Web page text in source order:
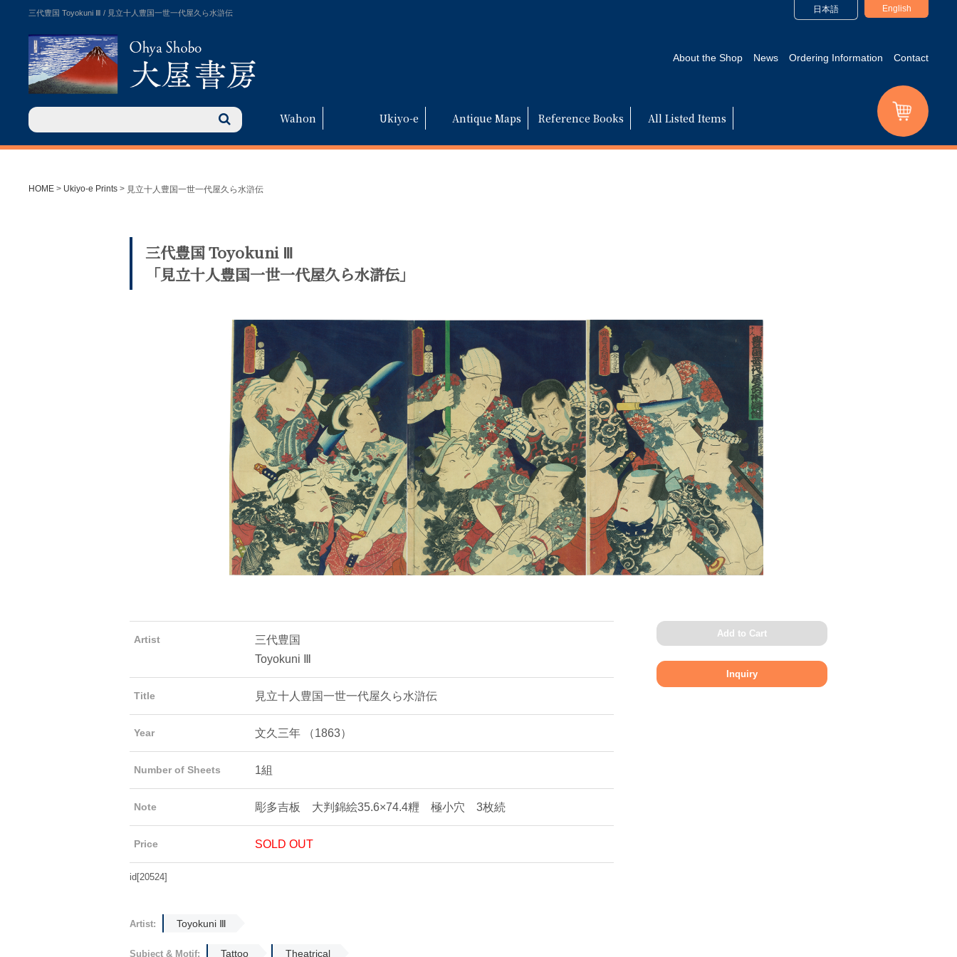
三代豊国 Toyokuni Ⅲ / 見立十人豊国一世一代屋久ら水滸伝 日本語 English
About the Shop News Ordering Information Contact
Wahon Ukiyo-e Antique Maps Reference Books All Listed Items
HOME > Ukiyo-e Prints > 見立十人豊国一世一代屋久ら水滸伝
三代豊国 Toyokuni Ⅲ
「見立十人豊国一世一代屋久ら水滸伝」
Artist
三代豊国
Toyokuni Ⅲ
Title 見立十人豊国一世一代屋久ら水滸伝
Year 文久三年 （1863）
Number of Sheets 1組
Note 彫多吉板 大判錦絵35.6×74.4糎 極小穴 3枚続
Price SOLD OUT
id[20524]
Add to Cart
Artist: Toyokuni Ⅲ
Subject & Motif: Tattoo Theatrical